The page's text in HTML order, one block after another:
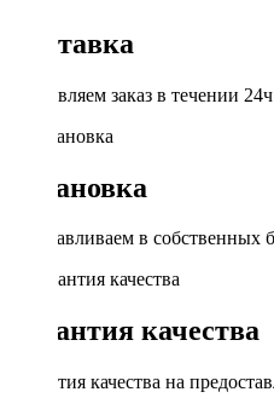
Доставка
Доставляем заказ в течении
Установка
Устанавливаем в собственных
Гарантия качества
Гарантия качества на